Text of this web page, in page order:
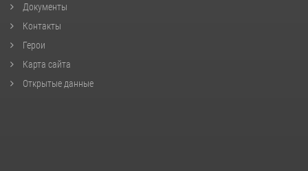
Документы
Контакты
Герои
Карта сайта
Открытые данные